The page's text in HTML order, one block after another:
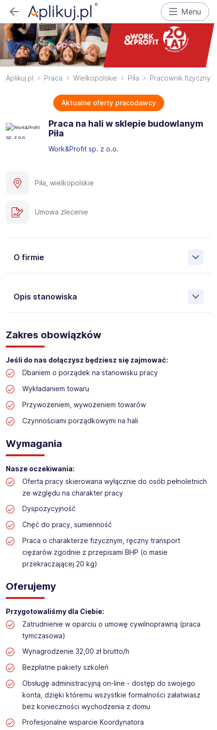
Menu
Aplikuj.pl Praca Wielkopolskie Piła Pracownik fizyczny
Aktualne oferty pracodawcy
Praca na hali w sklepie budowlanym
Piła
Work&Profit sp. z o.o.
Piła, wielkopolskie
Umowa zlecenie
O firmie
Opis stanowiska
Pośrednictwa Pracy i Doradztwa Personalnego Work &
Profit jest obecnie jedną z największych niezależnych
polskich agencji zatrudnienia. W ciągu wielu lat naszej
działalności daliśmy pracę przeszło 50 000 pracowników
w całym kraju. Skutecznie znajdujemy pracowników dla
największych firm, jak również małych rodzinnych
przedsiębiorstw w Polsce. Agencja jest wpisana pod nr
stanowisko:
Lokalizacja: Piła
Zakres obowiązków
Jeśli do nas dołączysz będziesz się zajmować:
Dbaniem o porządek na stanowisku pracy
Wykładaniem towaru
Przywożeniem, wywożeniem towarów
Czynnościami porządkowymi na hali
Wymagania
Nasze oczekiwania:
Oferta pracy skierowana wyłącznie do osób pełnoletnich
ze względu na charakter pracy
Dyspozycyjność
Chęć do pracy, sumienność
Praca o charakterze fizycznym, ręczny transport
ciężarów zgodnie z przepisami BHP (o masie
przekraczającej 20 kg)
Oferujemy
Przygotowaliśmy dla Ciebie:
Zatrudnienie w oparciu o umowę cywilnoprawną (praca
tymczasowa)
Wynagrodzenie 32,00 zł brutto/h
Bezpłatne pakiety szkoleń
Obsługę administracyjną on-line - dostęp do swojego
konta, dzięki któremu wszystkie formalności załatwiasz
bez konieczności wychodzenia z domu
Profesjonalne wsparcie Koordynatora